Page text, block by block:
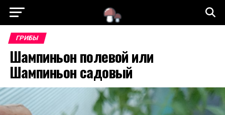
ГРИБЫ
Шампиньон полевой или
Шампиньон садовый